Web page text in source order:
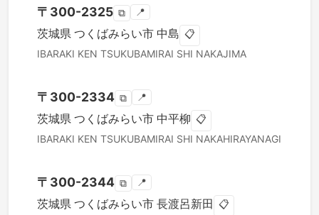
〒 300-2325 ⧉ 📍
茨城県 つくばみらい市 中島 📋
IBARAKI KEN TSUKUBAMIRAI SHI NAKAJIMA
〒 300-2334 ⧉ 📍
茨城県 つくばみらい市 中平柳 📋
IBARAKI KEN TSUKUBAMIRAI SHI NAKAHIRAYANAGI
〒 300-2344 ⧉ 📍
茨城県 つくばみらい市 長渡呂新田 📋